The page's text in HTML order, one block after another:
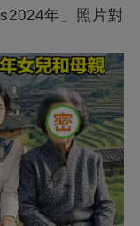
年」照片對